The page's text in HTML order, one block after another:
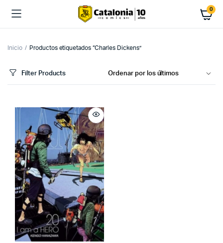
0
Inicio Productos etiquetados “Charles Dickens”
Filter Products